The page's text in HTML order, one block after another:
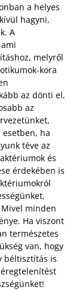
a helyes
hagyni,
A
melyről
kora
az dönti el,
az
ha
téve az
és
érdekében is
minden
Ha viszont
természetes
van, hogy
béltisztítás is